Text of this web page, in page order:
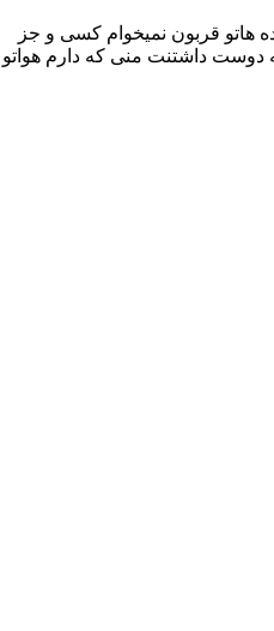
هاتو قربون نمیخوام کسی و جز
دوست داشتنت منی که دارم هواتو